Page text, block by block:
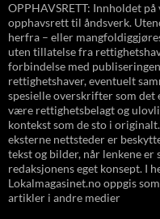
OPPHAVSRETT: Innholdet
opphavsrett til åndsverk.
herfra – eller
uten tillatelse fra
forbindelse med
rettighetshaver, eventuelt
spesielle overskrifter som det
være rettighetsbelagt og
kontekst som de sto i
eksterne nettsteder er
tekst og bilder, når lenkene
redaksjonens eget konsept. I
Lokalmagasinet.no oppgis
artikler i andre medier